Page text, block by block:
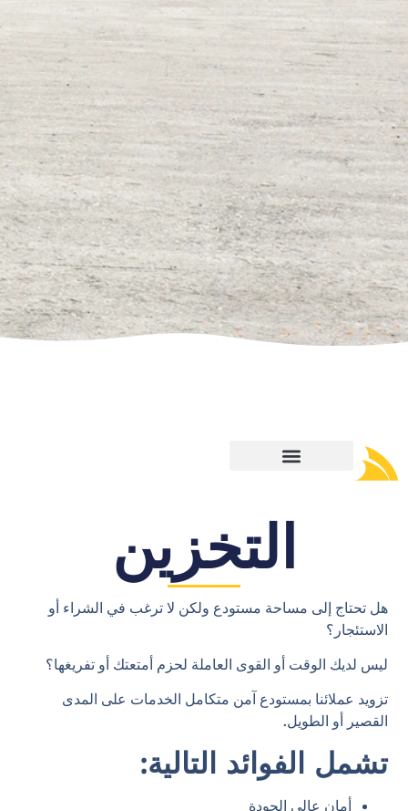
التخزين
هل تحتاج إلى مساحة مستودع ولكن لا ترغب في الشراء أو
الاستئجار؟
ليس لديك الوقت أو القوى العاملة لحزم أمتعتك أو تفريغها؟
تزويد عملائنا بمستودع آمن متكامل الخدمات على المدى
القصير أو الطويل.
تشمل الفوائد التالية:
أمان عالي الجودة